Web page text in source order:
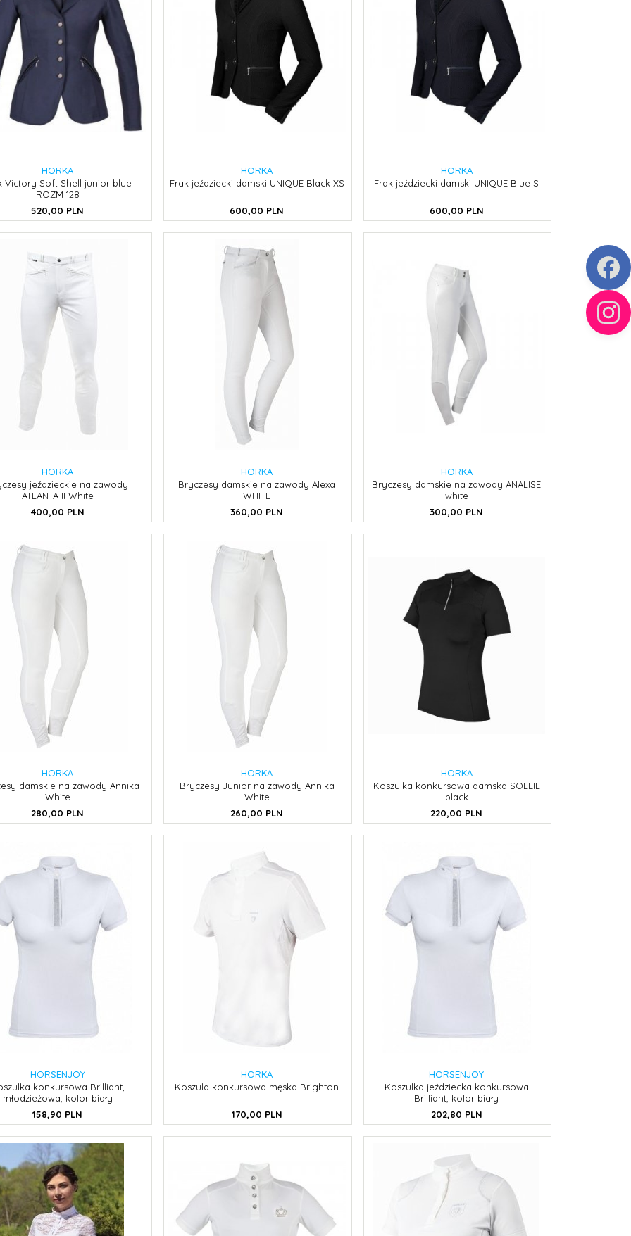
HORKA
Victory Soft Shell junior blue
ROZM 128
520,00 PLN
HORKA
Frak jeździecki damski UNIQUE Black XS
600,00 PLN
HORKA
Frak jeździecki damski UNIQUE Blue S
600,00 PLN
HORKA
jeździeckie na zawody
ATLANTA II White
400,00 PLN
HORKA
Bryczesy damskie na zawody Alexa
WHITE
360,00 PLN
HORKA
Bryczesy damskie na zawody ANALISE
white
300,00 PLN
HORKA
damskie na zawody Annika
White
280,00 PLN
HORKA
Bryczesy Junior na zawody Annika
White
260,00 PLN
HORKA
Koszulka konkursowa damska SOLEIL
black
220,00 PLN
HORSENJOY
konkursowa Brilliant,
młodzieżowa, kolor biały
158,90 PLN
HORKA
Koszula konkursowa męska Brighton
170,00 PLN
HORSENJOY
Koszulka jeździecka konkursowa
Brilliant, kolor biały
202,80 PLN